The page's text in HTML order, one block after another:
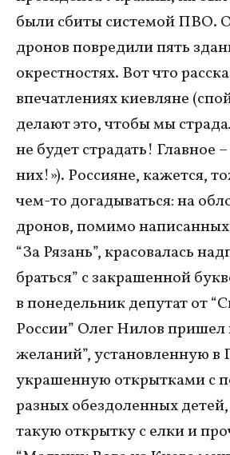
были сбиты системой ПВО.
дронов повредили пять
окрестностях. Вот что
впечатлениях киевляне
делают это, чтобы мы
не будет страдать! Главное
них!»). Россияне, кажется,
чем-то догадываться: на
дронов, помимо
“За Рязань”, красовалась
браться” с закрашенной
в понедельник депутат от
России” Олег Нилов пришел
желаний”, установленную в
украшенную открытками с
разных обездоленных
такую открытку с елки и